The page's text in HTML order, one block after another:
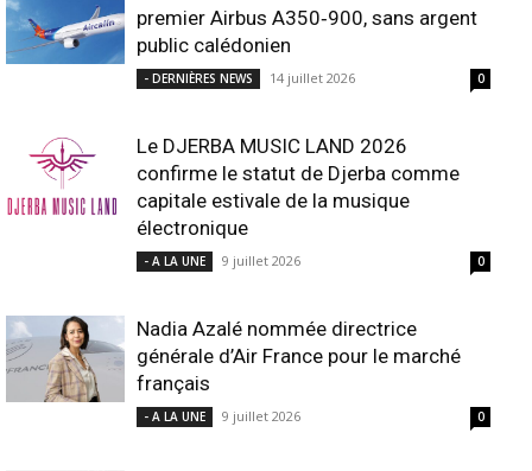
premier Airbus A350‑900, sans argent
public calédonien
- DERNIÈRES NEWS 14 juillet 2026 0
Le DJERBA MUSIC LAND 2026
confirme le statut de Djerba comme
capitale estivale de la musique
électronique
- A LA UNE 9 juillet 2026 0
Nadia Azalé nommée directrice
générale d’Air France pour le marché
français
- A LA UNE 9 juillet 2026 0